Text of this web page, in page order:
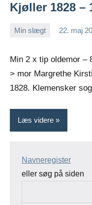
Kjøller 1828 –
Min slægt 22. maj
Min 2 x tip oldemor –
> mor Margrethe
1828. Klemensker
Læs videre
Navneregister
eller søg på siden